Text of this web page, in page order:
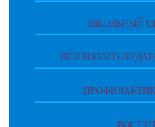
ШКОЛЬНЫЙ
ПСИХОЛОГО-